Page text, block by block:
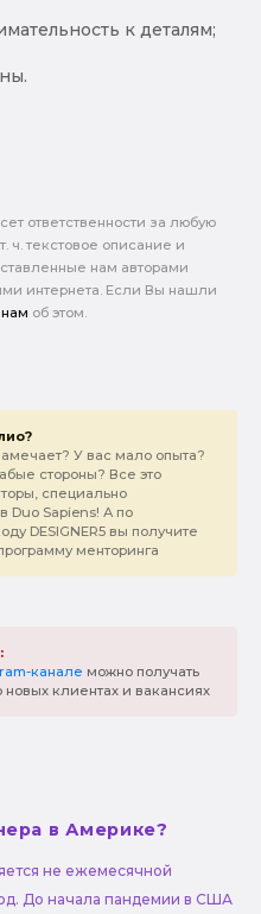
к деталям;
ответственности за любую
ч. текстовое описание и
нам авторами
интернета. Если Вы нашли
об этом.
У вас мало опыта?
стороны? Все это
специально
Duo Sapiens! А по
DESIGNER5 вы получите
менторинга
канале можно получать
клиентах и вакансиях
в Америке?
не ежемесячной
До начала пандемии в США